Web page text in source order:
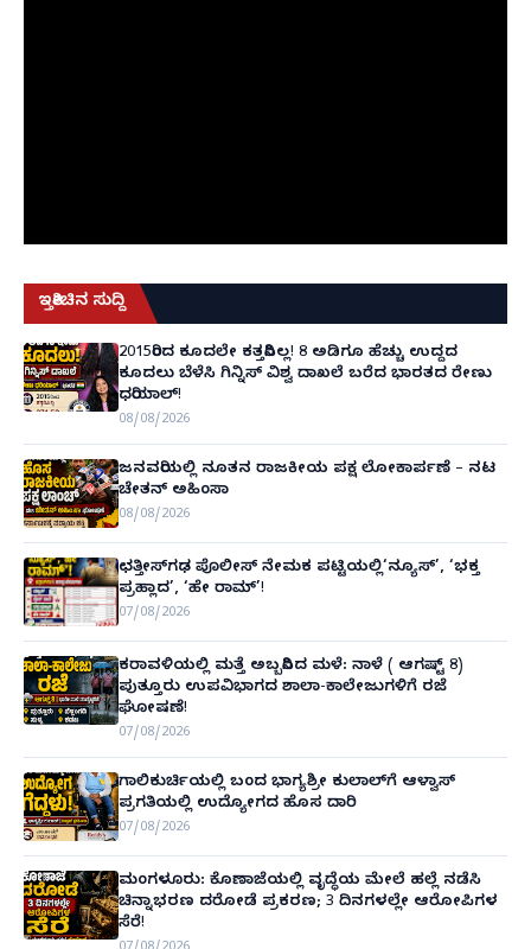
ಇತ್ತೀಚಿನ ಸುದ್ದಿ
2015ರಿಂದ ಕೂದಲೇ ಕತ್ತರಿಸಿಲ್ಲ! 8 ಅಡಿಗೂ ಹೆಚ್ಚು ಉದ್ದದ
ಕೂದಲು ಬೆಳೆಸಿ ಗಿನ್ನಿಸ್ ವಿಶ್ವ ದಾಖಲೆ ಬರೆದ ಭಾರತದ ರೇಣು
ಧರಿಯಾಲ್!
08/08/2026
ಜನವರಿಯಲ್ಲಿ ನೂತನ ರಾಜಕೀಯ ಪಕ್ಷ ಲೋಕಾರ್ಪಣೆ – ನಟ
ಚೇತನ್ ಅಹಿಂಸಾ
08/08/2026
ಛತ್ತೀಸ್‌ಗಢ ಪೊಲೀಸ್ ನೇಮಕ ಪಟ್ಟಿಯಲ್ಲಿ‘ನ್ಯೂಸ್’, ‘ಭಕ್ತ
ಪ್ರಹ್ಲಾದ’, ‘ಹೇ ರಾಮ್’!
07/08/2026
ಕರಾವಳಿಯಲ್ಲಿ ಮತ್ತೆ ಅಬ್ಬರಿಸಿದ ಮಳೆ: ನಾಳೆ ( ಆಗಷ್ಟ್ 8)
ಪುತ್ತೂರು ಉಪವಿಭಾಗದ ಶಾಲಾ-ಕಾಲೇಜುಗಳಿಗೆ ರಜೆ
ಘೋಷಣೆ!
07/08/2026
ಗಾಲಿಕುರ್ಚಿಯಲ್ಲಿ ಬಂದ ಭಾಗ್ಯಶ್ರೀ ಕುಲಾಲ್‌ಗೆ ಆಳ್ವಾಸ್
ಪ್ರಗತಿಯಲ್ಲಿ ಉದ್ಯೋಗದ ಹೊಸ ದಾರಿ
07/08/2026
ಮಂಗಳೂರು: ಕೊಣಾಜೆಯಲ್ಲಿ ವೃದ್ಧೆಯ ಮೇಲೆ ಹಲ್ಲೆ ನಡೆಸಿ
ಚಿನ್ನಾಭರಣ ದರೋಡೆ ಪ್ರಕರಣ; 3 ದಿನಗಳಲ್ಲೇ ಆರೋಪಿಗಳ
ಸೆರೆ!